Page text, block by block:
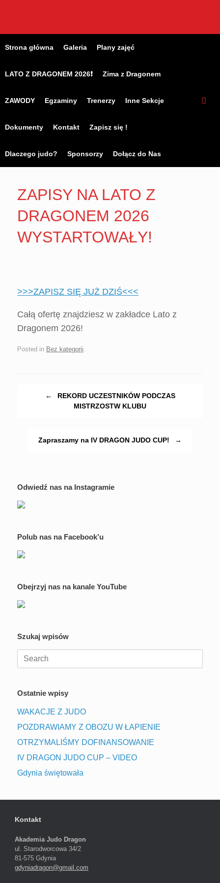
Strona główna Galeria Plany zajęć
LATO Z DRAGONEM 2026❗ Zima z Dragonem
ZAWODY Egzaminy Trenerzy Inne Sekcje
Dokumenty Kontakt Zapisz się !
Dlaczego judo? Sponsorzy Dołącz do Nas
ZAPISY NA LATO Z
DRAGONEM 2026
WYSTARTOWAŁY!
>>>ZAPISZ SIĘ JUŻ DZIŚ<<<
Całą ofertę znajdziesz w zakładce Lato z
Dragonem 2026!
Posted in Bez kategorii.
←
REKORD UCZESTNIKÓW PODCZAS
MISTRZOSTW KLUBU
Zapraszamy na IV DRAGON JUDO CUP! →
Odwiedź nas na Instagramie
Polub nas na Facebook’u
Obejrzyj nas na kanale YouTube
Szukaj wpisów
Search
for:
Ostatnie wpisy
WAKACJE Z JUDO
POZDRAWIAMY Z OBOZU W ŁAPIENIE
OTRZYMALIŚMY DOFINANSOWANIE
IV DRAGON JUDO CUP – VIDEO
Gdynia świętowała
Kontakt
Akademia Judo Dragon
ul. Starodworcowa 34/2
81-575 Gdynia
gdyniadragon@gmail.com